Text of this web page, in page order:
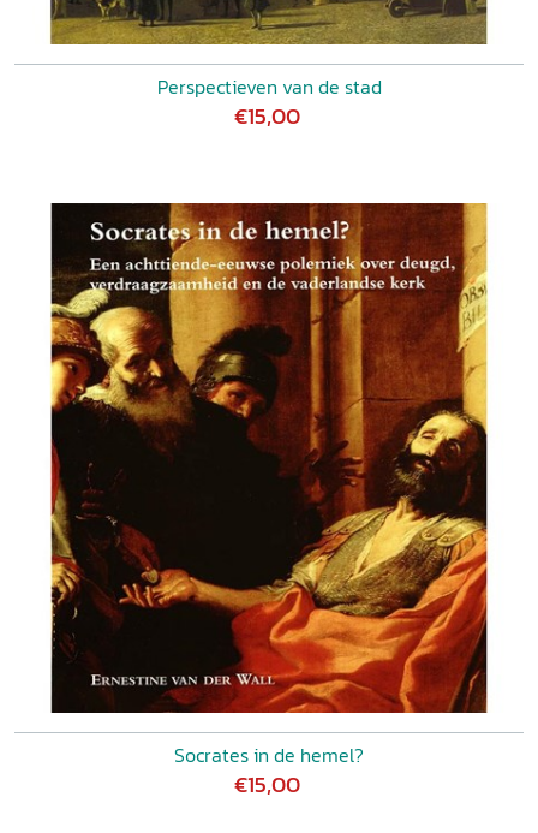
Perspectieven van de stad
€15,00
Socrates in de hemel?
€15,00